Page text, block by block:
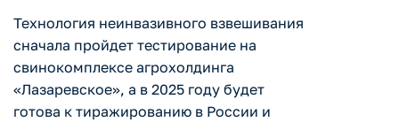
Технология неинвазивного взвешивания
сначала пройдет тестирование на
свинокомплексе агрохолдинга
«Лазаревское», а в 2025 году будет
готова к тиражированию в России и